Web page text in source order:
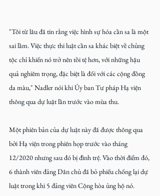
"Tôi từ lâu đã tin rằng việc hình sự hóa cần sa là một
sai lầm. Việc thực thi luật cần sa khác biệt về chủng
tộc chỉ khiến nó trở nên tồi tệ hơn, với những hậu
quả nghiêm trọng, đặc biệt là đối với các cộng đồng
da màu," Nadler nói khi Ủy ban Tư pháp Hạ viện
thông qua dự luật lần trước vào mùa thu.
Một phiên bản của dự luật này đã được thông qua
bởi Hạ viện trong phiên họp trước vào tháng
12/2020 nhưng sau đó bị đình trệ. Vào thời điểm đó,
6 thành viên đảng Dân chủ đã bỏ phiếu chống lại dự
luật trong khi 5 đảng viên Cộng hòa ủng hộ nó.